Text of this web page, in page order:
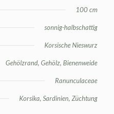
100 cm
sonnig-halbschattig
Korsische Nieswurz
Gehölzrand, Gehölz, Bienenweide
Ranunculaceae
Korsika, Sardinien, Züchtung